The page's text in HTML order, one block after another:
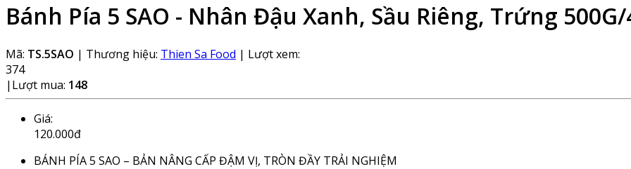
Bánh Pía 5 SAO - Nhân Đậu Xanh, Sầu Riêng, Trứng
Mã: TS.5SAO | Thương hiệu: Thien Sa Food | Lượt xem:
374
| Lượt mua: 148
Giá:
120.000đ
BÁNH PÍA 5 SAO – BẢN NÂNG CẤP ĐẬM VỊ, TRÒN ĐẦY TRẢI NGHIỆM